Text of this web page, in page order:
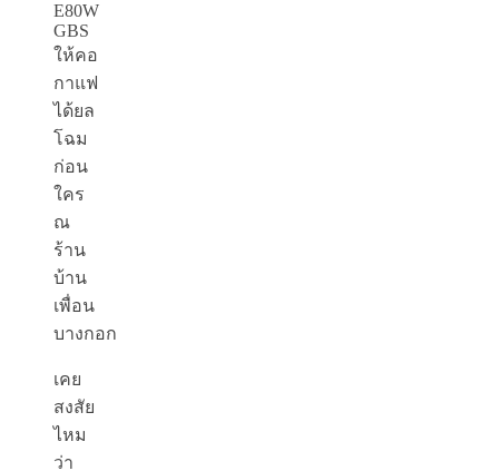
E80W
GBS
ให้คอ
กาแฟ
ได้ยล
โฉม
ก่อน
ใคร
ณ
ร้าน
บ้าน
เพื่อน
บางกอก
เคย
สงสัย
ไหม
ว่า